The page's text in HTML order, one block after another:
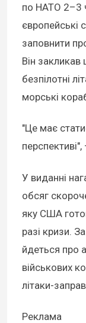
по НАТО 2–3
європейські
заповнити
Він закликав
безпілотні
морські
"Це має
У виданні
обсяг
яку США
разі кризи.
йдеться про
військових
літаки-
Реклама